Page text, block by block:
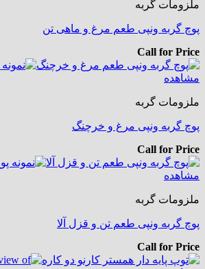
ملزومات گربه
پوچ گربه ونپی طعم مرغ و ماهی تن
Call for Price
مشاهده
ملزومات گربه
پوچ گربه ونپی مرغ و خرچنگ
Call for Price
مشاهده
ملزومات گربه
پوچ گربه ونپی طعم تن و قزل آلا
Call for Price